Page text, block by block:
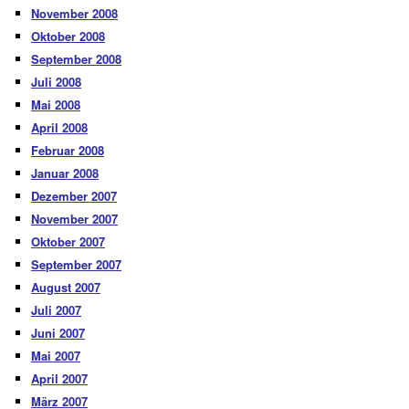
November 2008
Oktober 2008
September 2008
Juli 2008
Mai 2008
April 2008
Februar 2008
Januar 2008
Dezember 2007
November 2007
Oktober 2007
September 2007
August 2007
Juli 2007
Juni 2007
Mai 2007
April 2007
März 2007